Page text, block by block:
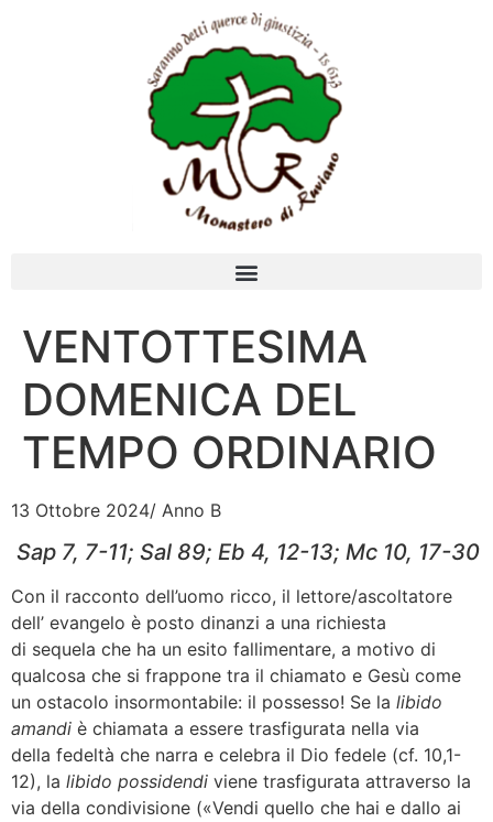
VENTOTTESIMA
DOMENICA DEL
TEMPO ORDINARIO
13 Ottobre 2024/ Anno B
Sap 7, 7-11; Sal 89; Eb 4, 12-13; Mc 10, 17-30
Con il racconto dell’uomo ricco, il lettore/ascoltatore
dell’ evangelo è posto dinanzi a una richiesta
di sequela che ha un esito fallimentare, a motivo di
qualcosa che si frappone tra il chiamato e Gesù come
un ostacolo insormontabile: il possesso! Se la libido
amandi è chiamata a essere trasfigurata nella via
della fedeltà che narra e celebra il Dio fedele (cf. 10,1-
12), la libido possidendi viene trasfigurata attraverso la
via della condivisione («Vendi quello che hai e dallo ai